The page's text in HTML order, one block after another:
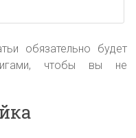
обязательно будет
чтобы вы не